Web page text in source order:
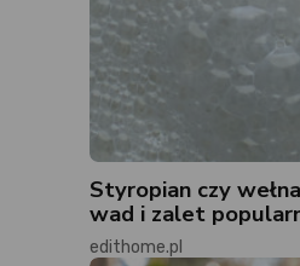
Styropian czy
wad i zalet
edithome.pl